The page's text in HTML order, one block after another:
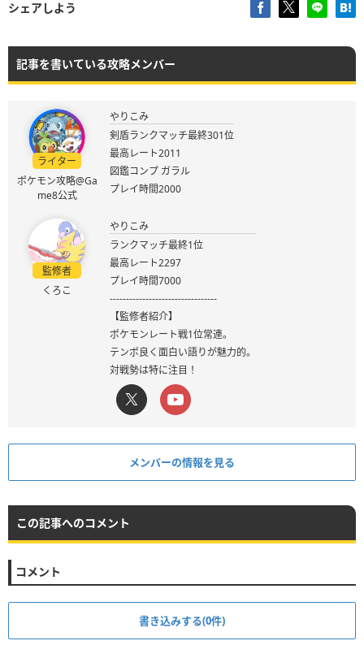
シェアしよう
記事を書いている攻略メンバー
ライター
ポケモン攻略@Ga
me8公式
やりこみ
剣盾ランクマッチ最終301位
最高レート2011
図鑑コンプ ガラル
プレイ時間2000
監修者
くろこ
やりこみ
ランクマッチ最終1位
最高レート2297
プレイ時間7000
---------------------------------
【監修者紹介】
ポケモンレート戦1位常連。
テンポ良く面白い語りが魅力的。
対戦勢は特に注目！
メンバーの情報を見る
この記事へのコメント
コメント
書き込みする(0件)